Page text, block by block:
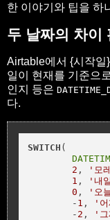
한 이야기와 팁을 하
두 날짜의 차이
Airtable에서 {시작일
일이 현재를 기준으
인지 등은
다.
SWITCH (
2 , '모
1 , '내
0 , '오
	-
1 , '
	-
2 , '